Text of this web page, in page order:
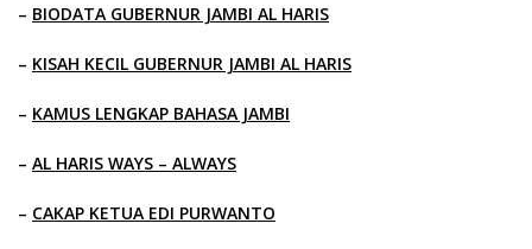
– BIODATA GUBERNUR JAMBI AL HARIS
– KISAH KECIL GUBERNUR JAMBI AL HARIS
– KAMUS LENGKAP BAHASA JAMBI
– AL HARIS WAYS – ALWAYS
– CAKAP KETUA EDI PURWANTO